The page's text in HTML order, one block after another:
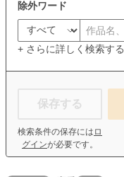
除外ワード
+ さらに詳しく検索する
保存する
検索条件の保存には ロ
グインが必要です。